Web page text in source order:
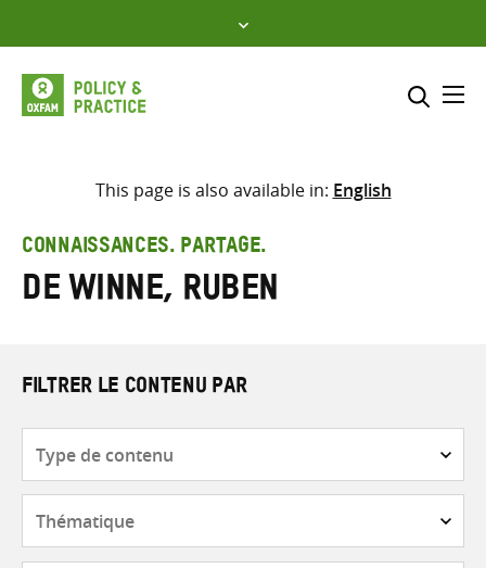
to
content
Sélectionner l’emplacement
Saisir
les
termes
This page is also available in: English
CONNAISSANCES. PARTAGE.
De Winne, Ruben
FILTRER LE CONTENU PAR
contenu